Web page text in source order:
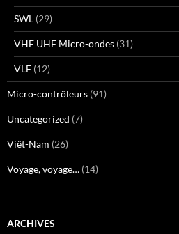
SWL (29)
VHF UHF Micro-ondes (31)
VLF (12)
Micro-contrôleurs (91)
Uncategorized (7)
Viêt-Nam (26)
Voyage, voyage… (14)
ARCHIVES